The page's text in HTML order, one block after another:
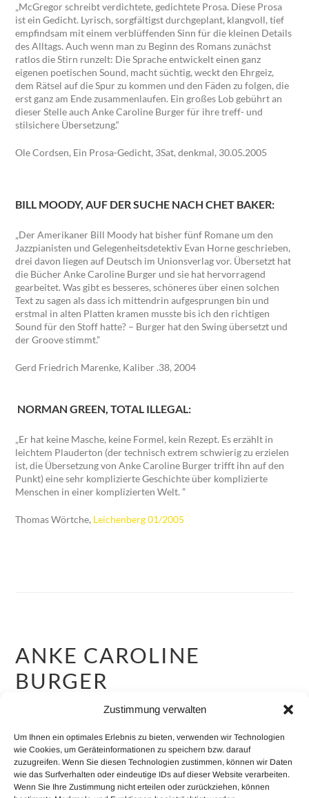
Zustimmung verwalten
Um Ihnen ein optimales Erlebnis zu bieten, verwenden wir Technologien
wie Cookies, um Geräteinformationen zu speichern bzw. darauf
zuzugreifen. Wenn Sie diesen Technologien zustimmen, können wir Daten
wie das Surfverhalten oder eindeutige IDs auf dieser Website verarbeiten.
Wenn Sie Ihre Zustimmung nicht erteilen oder zurückziehen, können
„McGregor schreibt verdichtete, gedichtete Prosa. Diese Prosa
ist ein Gedicht. Lyrisch, sorgfältigst durchgeplant, klangvoll, tief
empfindsam mit einem verblüffenden Sinn für die kleinen Details
des Alltags. Auch wenn man zu Beginn des Romans zunächst
ratlos die Stirn runzelt: Die Sprache entwickelt einen ganz
eigenen poetischen Sound, macht süchtig, weckt den Ehrgeiz,
dem Rätsel auf die Spur zu kommen und den Fäden zu folgen, die
erst ganz am Ende zusammenlaufen. Ein großes Lob gebührt an
dieser Stelle auch Anke Caroline Burger für ihre treff- und
stilsichere Übersetzung.“
Ole Cordsen, Ein Prosa-Gedicht, 3Sat, denkmal, 30.05.2005
BILL MOODY, AUF DER SUCHE NACH CHET BAKER:
„Der Amerikaner Bill Moody hat bisher fünf Romane um den
Jazzpianisten und Gelegenheitsdetektiv Evan Horne geschrieben,
drei davon liegen auf Deutsch im Unionsverlag vor. Übersetzt hat
die Bücher Anke Caroline Burger und sie hat hervorragend
gearbeitet. Was gibt es besseres, schöneres über einen solchen
Text zu sagen als dass ich mittendrin aufgesprungen bin und
erstmal in alten Platten kramen musste bis ich den richtigen
Sound für den Stoff hatte? – Burger hat den Swing übersetzt und
der Groove stimmt.”
Gerd Friedrich Marenke, Kaliber .38, 2004
NORMAN GREEN, TOTAL ILLEGAL:
„Er hat keine Masche, keine Formel, kein Rezept. Es erzählt in
leichtem Plauderton (der technisch extrem schwierig zu erzielen
ist, die Übersetzung von Anke Caroline Burger trifft ihn auf den
Punkt) eine sehr komplizierte Geschichte über komplizierte
Menschen in einer komplizierten Welt. ”
Thomas Wörtche, Leichenberg 01/2005
ANKE CAROLINE
BURGER
Weiterbildung
Andere Veröffentlichungen
Auszeichnungen